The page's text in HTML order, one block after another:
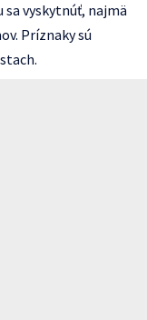
sa vyskytnúť, najmä
Príznaky sú